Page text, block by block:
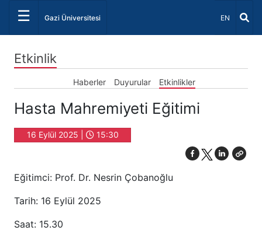
☰ Gazi Üniversitesi Dil Seçiniz
EN
Etkinlik
Haberler Duyurular Etkinlikler
Hasta Mahremiyeti Eğitimi
16 Eylül 2025 | 15:30
Eğitimci: Prof. Dr. Nesrin Çobanoğlu
Tarih: 16 Eylül 2025
Saat: 15.30